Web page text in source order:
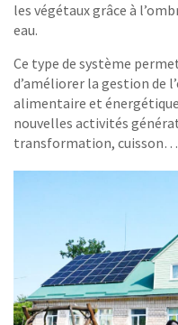
les végétaux grâce à
eau.
Ce type de système
d’améliorer la gestion de
alimentaire et
nouvelles activités
transformation,